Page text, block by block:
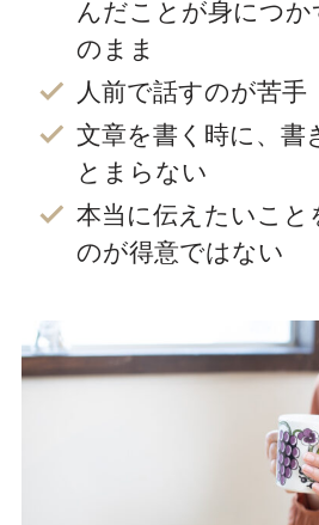
んだことが身につか
のまま
人前で話すのが苦手
文章を書く時に、書
とまらない
本当に伝えたいこと
のが得意ではない